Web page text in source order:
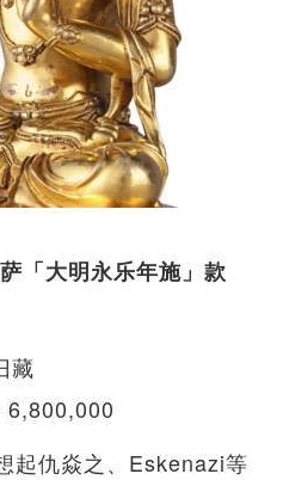
「大明永乐年施」款
藏
6,800,000
起仇焱之、Eskenazi等